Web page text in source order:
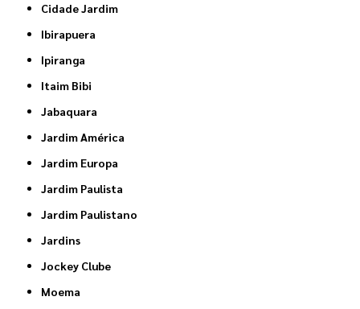
Cidade Jardim
Ibirapuera
Ipiranga
Itaim Bibi
Jabaquara
Jardim América
Jardim Europa
Jardim Paulista
Jardim Paulistano
Jardins
Jockey Clube
Moema